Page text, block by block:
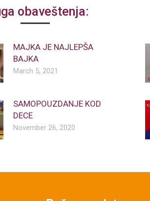
obaveštenja:
MAJKA JE NAJLEPŠA
BAJKA
March 5, 2021
SAMOPOUZDANJE KOD
DECE
November 26, 2020